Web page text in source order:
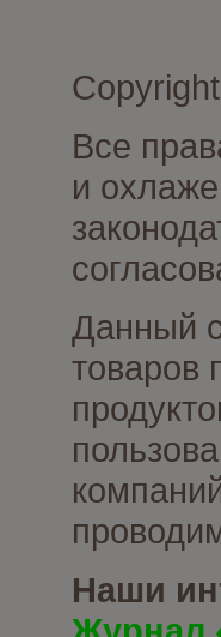
Все
и
Данный
товаров
Наши